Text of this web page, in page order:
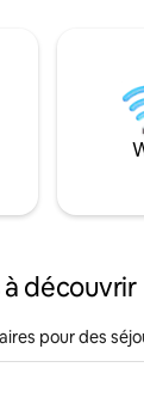
découvrir
pour des